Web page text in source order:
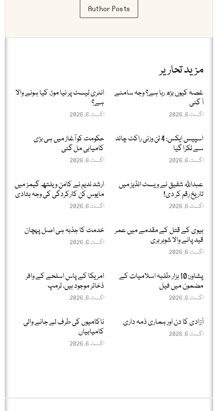
Author Posts
مزید تحاریر
غصہ کیوں بڑھ رہا ہے؟ وجہ سامنے
آ گئی
اگست 6, 2026
انٹری ٹیسٹ پر نیا موڑ، کیا ہونے والا
ہے؟
اگست 6, 2026
اسپیس ایکس: 4 ٹن وزنی راکٹ چاند
سے ٹکرا گیا
اگست 6, 2026
حکومت کو آغاز میں ہی بڑی
کامیابی مل گئی
اگست 6, 2026
عبداللّٰہ شفیق نے ویسٹ انڈیز میں
تاریخ رقم کر دی!
اگست 6, 2026
ارشد ندیم نے کامن ویلتھ گیمز میں
مایوس کن کارکردگی کی وجہ بتادی
اگست 6, 2026
بیوی کے قتل کے مقدمے میں عمر
قید پانے والا شوہر بری
اگست 6, 2026
خدمت کا جذبہ ہی اصل پہچان
اگست 6, 2026
پشاور: 10 ہزار طلبہ اسلامیات کے
مضمون میں فیل
اگست 6, 2026
امریکا کے پاس اسلحے کے وافر
ذخائر موجود ہیں، ٹرمپ
اگست 6, 2026
آزادی کا دن اور ہماری ذمہ داری
اگست 6, 2026
ناکامیوں کی طرف لے جانے والی
کامیابیاں
اگست 6, 2026